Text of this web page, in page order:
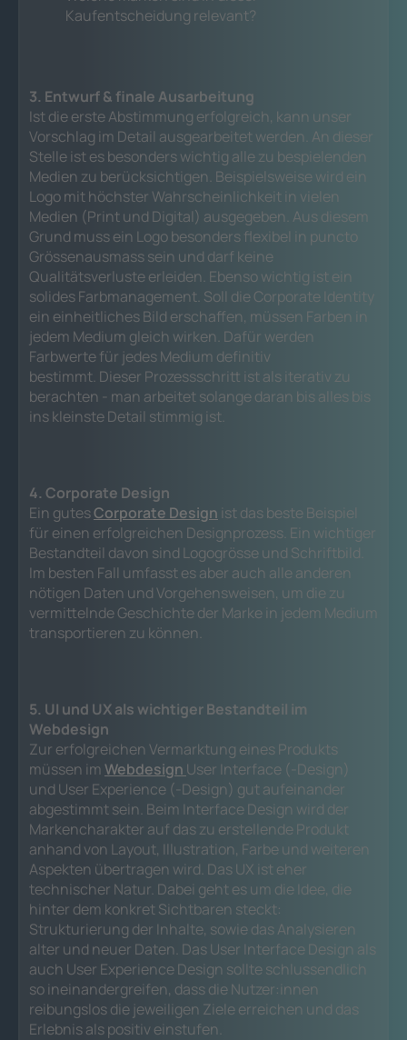
Kaufentscheidung relevant?
3. Entwurf & finale Ausarbeitung
Ist die erste Abstimmung erfolgreich, kann unser
Vorschlag im Detail ausgearbeitet werden. An dieser
Stelle ist es besonders wichtig alle zu bespielenden
Medien zu berücksichtigen. Beispielsweise wird ein
Logo mit höchster Wahrscheinlichkeit in vielen
Medien (Print und Digital) ausgegeben. Aus diesem
Grund muss ein Logo besonders flexibel in puncto
Grössenausmass sein und darf keine
Qualitätsverluste erleiden. Ebenso wichtig ist ein
solides Farbmanagement. Soll die Corporate Identity
ein einheitliches Bild erschaffen, müssen Farben in
jedem Medium gleich wirken. Dafür werden
Farbwerte für jedes Medium definitiv
bestimmt. Dieser Prozessschritt ist als iterativ zu
berachten - man arbeitet solange daran bis alles bis
ins kleinste Detail stimmig ist.
4. Corporate Design
Ein gutesCorporate Design ist das beste Beispiel
für einen erfolgreichen Designprozess. Ein wichtiger
Bestandteil davon sind Logogrösse und Schriftbild.
Im besten Fall umfasst es aber auch alle anderen
nötigen Daten und Vorgehensweisen, um die zu
vermittelnde Geschichte der Marke in jedem Medium
transportieren zu können.
5. UI und UX als wichtiger Bestandteil im
Webdesign
Zur erfolgreichen Vermarktung eines Produkts
müssen imWebdesign User Interface (-Design)
und User Experience (-Design) gut aufeinander
abgestimmt sein. Beim Interface Design wird der
Markencharakter auf das zu erstellende Produkt
anhand von Layout, Illustration, Farbe und weiteren
Aspekten übertragen wird. Das UX ist eher
technischer Natur. Dabei geht es um die Idee, die
hinter dem konkret Sichtbaren steckt:
Strukturierung der Inhalte, sowie das Analysieren
alter und neuer Daten. Das User Interface Design als
auch User Experience Design sollte schlussendlich
so ineinandergreifen, dass die Nutzer:innen
reibungslos die jeweiligen Ziele erreichen und das
Erlebnis als positiv einstufen.